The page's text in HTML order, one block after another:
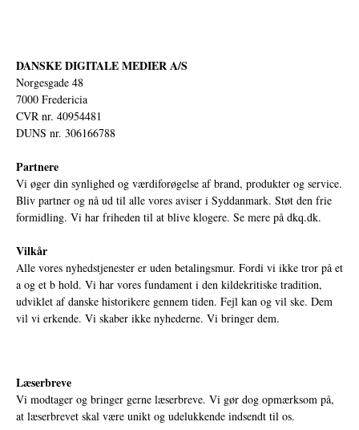
DANSKE DIGITALE MEDIER A/S
Norgesgade 48
7000 Fredericia
CVR nr. 40954481
DUNS nr. 306166788
Partnere
Vi øger din synlighed og værdiforøgelse af brand, produkter og service.
Bliv partner og nå ud til alle vores aviser i Syddanmark. Støt den frie
formidling. Vi har friheden til at blive klogere. Se mere på dkq.dk.
Vilkår
Alle vores nyhedstjenester er uden betalingsmur. Fordi vi ikke tror på et
a og et b hold. Vi har vores fundament i den kildekritiske tradition,
udviklet af danske historikere gennem tiden. Fejl kan og vil ske. Dem
vil vi erkende. Vi skaber ikke nyhederne. Vi bringer dem.
Læserbreve
Vi modtager og bringer gerne læserbreve. Vi gør dog opmærksom på,
at læserbrevet skal være unikt og udelukkende indsendt til os.